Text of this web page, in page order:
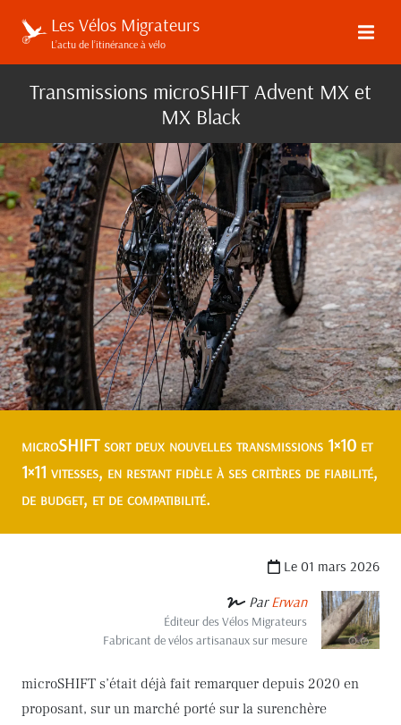
Les Vélos Migrateurs
L’actu de l’itinérance à vélo
Transmissions microSHIFT Advent MX et
MX Black
microSHIFT sort deux nouvelles transmissions 1×10 et
1×11 vitesses, en restant fidèle à ses critères de fiabilité,
de budget, et de compatibilité.
Le 01 mars 2026
ParErwan
Éditeur des Vélos Migrateurs
Fabricant de vélos artisanaux sur mesure
microSHIFT s’était déjà fait remarquer depuis 2020 en
proposant, sur un marché porté sur la surenchère